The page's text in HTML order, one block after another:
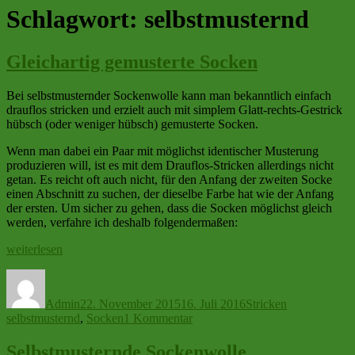
Schlagwort: selbstmusternd
Gleichartig gemusterte Socken
Bei selbstmusternder Sockenwolle kann man bekanntlich einfach
drauflos stricken und erzielt auch mit simplem Glatt-rechts-Gestrick
hübsch (oder weniger hübsch) gemusterte Socken.
Wenn man dabei ein Paar mit möglichst identischer Musterung
produzieren will, ist es mit dem Drauflos-Stricken allerdings nicht
getan. Es reicht oft auch nicht, für den Anfang der zweiten Socke
einen Abschnitt zu suchen, der dieselbe Farbe hat wie der Anfang
der ersten. Um sicher zu gehen, dass die Socken möglichst gleich
werden, verfahre ich deshalb folgendermaßen:
„Gleichartig
Socken“
weiterlesen
Admin22. November 2015 16. Juli 2016Stricken
selbstmusternd, Socken 1 Kommentarzu
gemusterte